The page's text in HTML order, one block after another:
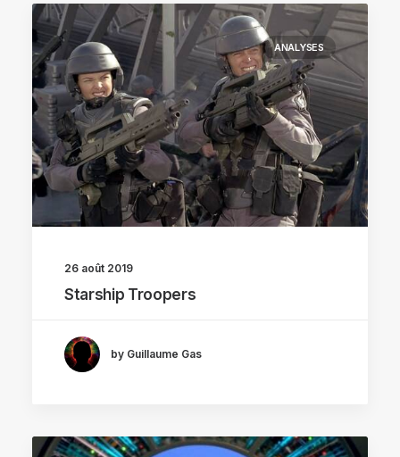
ANALYSES
26 août 2019
Starship Troopers
by Guillaume Gas